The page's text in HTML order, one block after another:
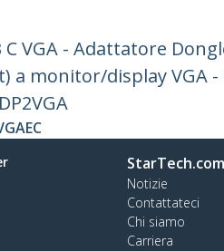
VGA - Adattatore
a monitor/display VGA
StarTech.com
Notizie
Contattateci
Chi siamo
Carriera